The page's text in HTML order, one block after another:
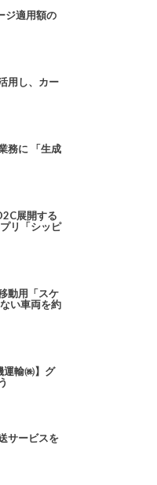
適用額の
用し、カー
務に 「生成
展開する
リ「シッピ
動用「スケ
い車両を約
運輸㈱】グ
サービスを